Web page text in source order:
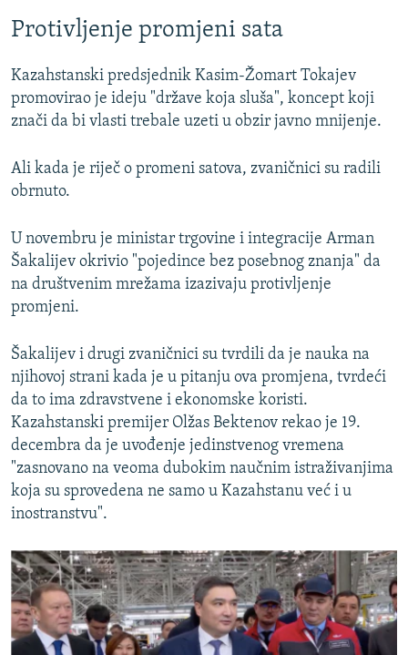
Protivljenje promjeni sata
Kazahstanski predsjednik Kasim-Žomart Tokajev
promovirao je ideju "države koja sluša", koncept koji
znači da bi vlasti trebale uzeti u obzir javno mnijenje.
Ali kada je riječ o promeni satova, zvaničnici su radili
obrnuto.
U novembru je ministar trgovine i integracije Arman
Šakalijev okrivio "pojedince bez posebnog znanja" da
na društvenim mrežama izazivaju protivljenje
promjeni.
Šakalijev i drugi zvaničnici su tvrdili da je nauka na
njihovoj strani kada je u pitanju ova promjena, tvrdeći
da to ima zdravstvene i ekonomske koristi.
Kazahstanski premijer Olžas Bektenov rekao je 19.
decembra da je uvođenje jedinstvenog vremena
"zasnovano na veoma dubokim naučnim istraživanjima
koja su sprovedena ne samo u Kazahstanu već i u
inostranstvu".